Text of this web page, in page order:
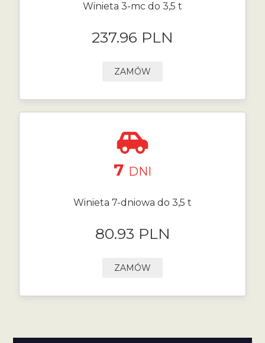
Winieta 3-mc do 3,5 t
237.96 PLN
ZAMÓW
7 DNI
Winieta 7-dniowa do 3,5 t
80.93 PLN
ZAMÓW